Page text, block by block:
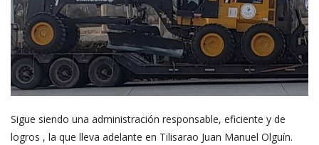
Sigue siendo una administración responsable, eficiente y de
logros , la que lleva adelante en Tilisarao Juan Manuel Olguín.